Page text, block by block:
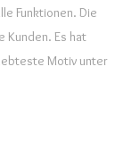
Funktionen. Die
Kunden. Es hat
Motiv unter